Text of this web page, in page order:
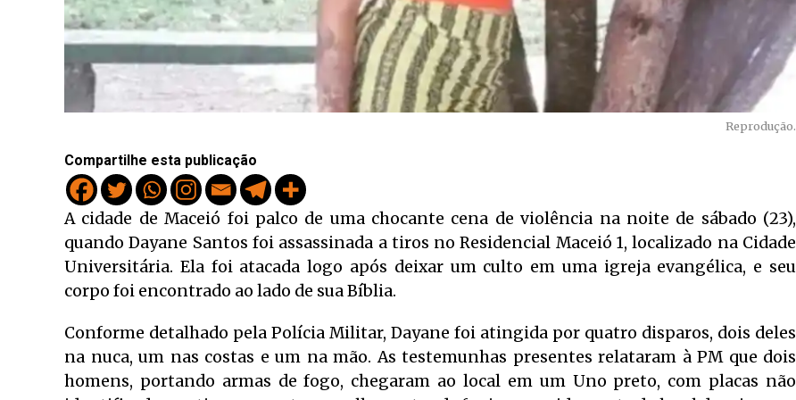
Reprodução.
Compartilhe esta publicação
A cidade de Maceió foi palco de uma chocante cena de violência na noite de sábado (23),
quando Dayane Santos foi assassinada a tiros no Residencial Maceió 1, localizado na Cidade
Universitária. Ela foi atacada logo após deixar um culto em uma igreja evangélica, e seu
corpo foi encontrado ao lado de sua Bíblia.
Conforme detalhado pela Polícia Militar, Dayane foi atingida por quatro disparos, dois deles
na nuca, um nas costas e um na mão. As testemunhas presentes relataram à PM que dois
homens, portando armas de fogo, chegaram ao local em um Uno preto, com placas não